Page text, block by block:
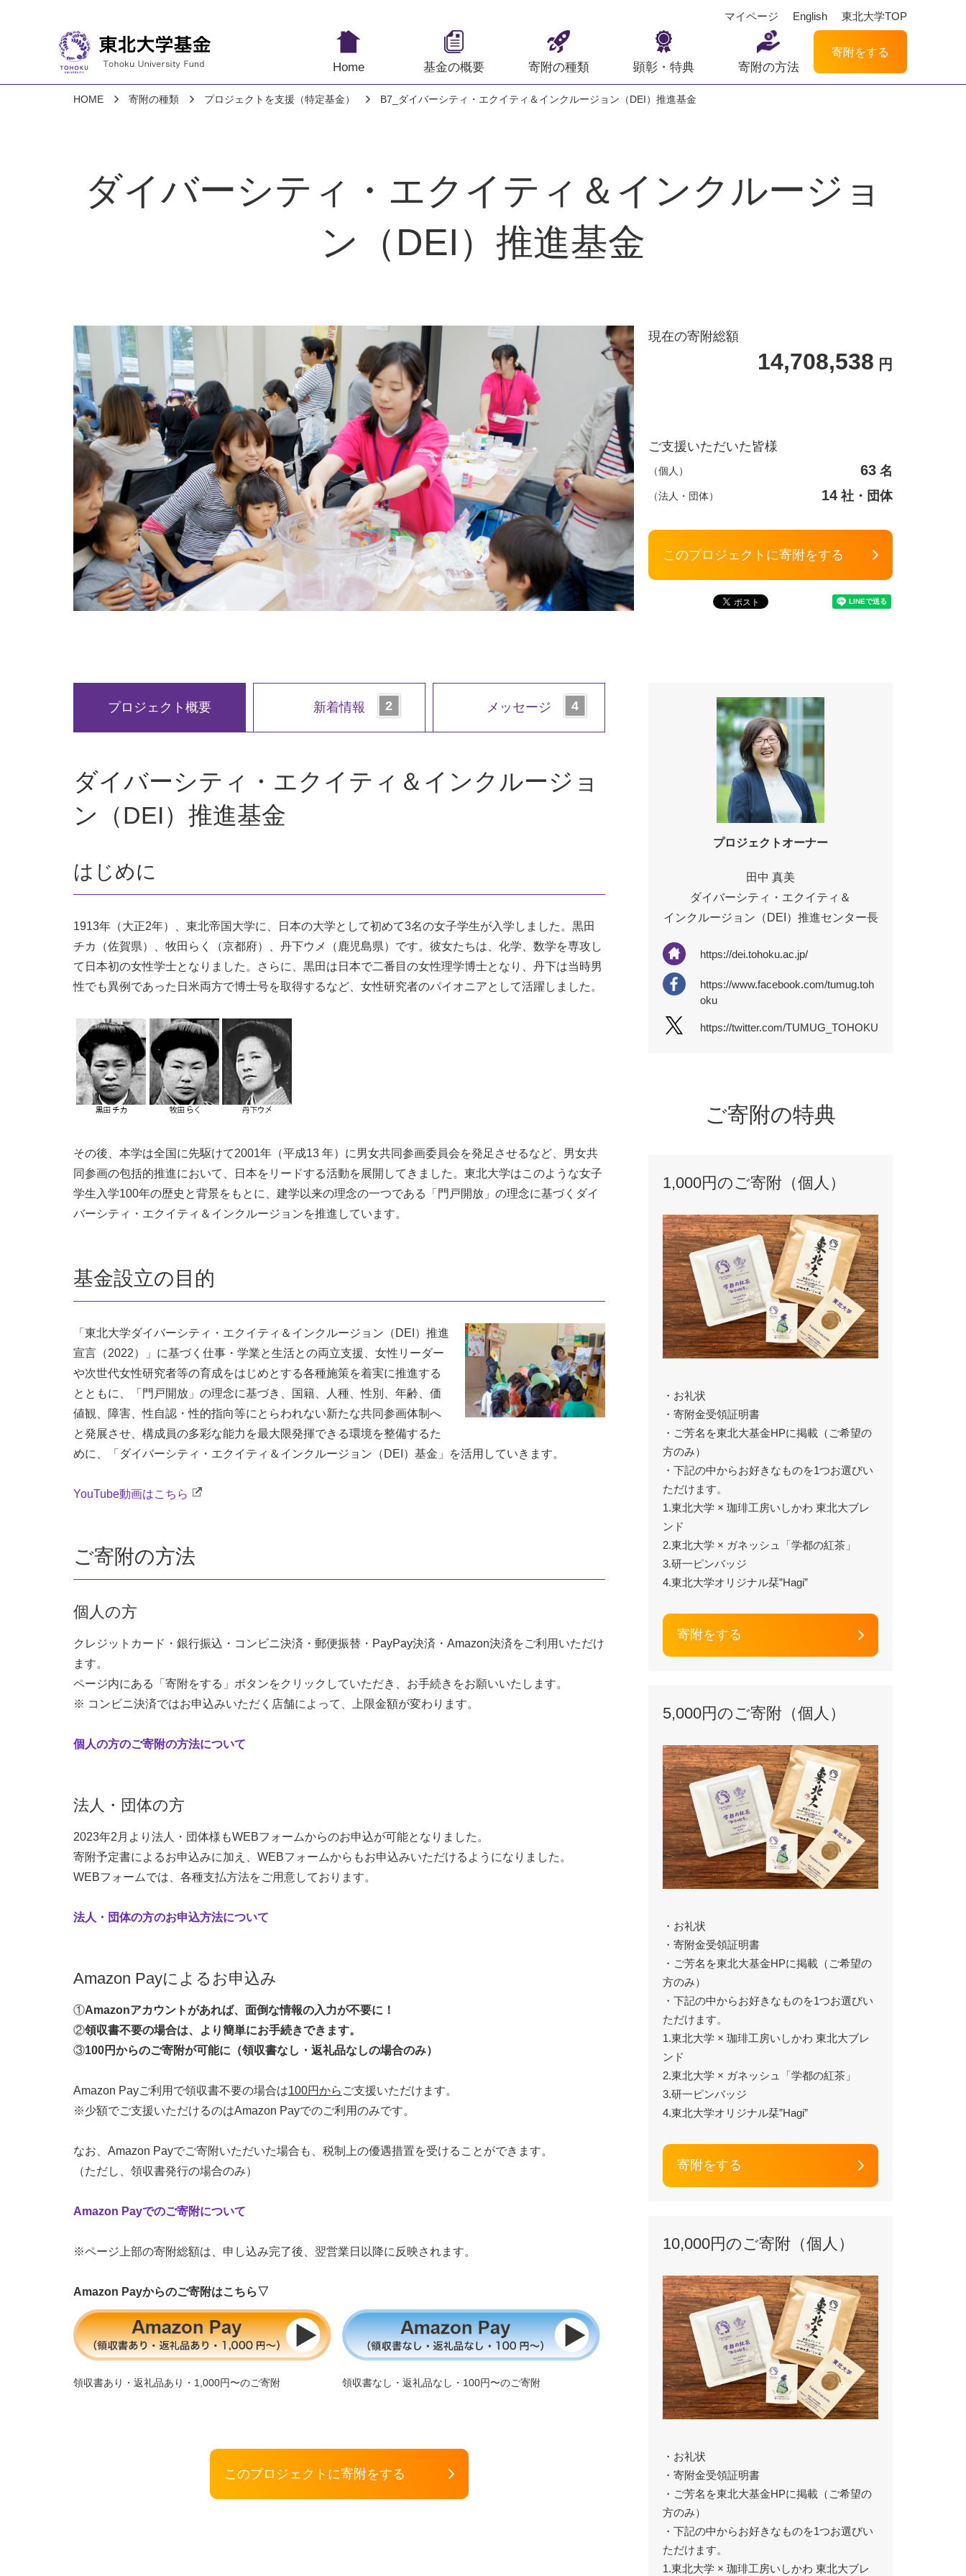
マイページ English 東北大学TOP
Home 基金の概要 寄附の種類 顕彰・特典 寄附の方法
寄附をする
HOME 寄附の種類 プロジェクトを支援（特定基金） B7_ダイバーシティ・エクイティ＆インクルージョン（DEI）推進基金
ダイバーシティ・エクイティ＆インクルージョ
ン（DEI）推進基金
現在の寄附総額
14,708,538 円
ご支援いただいた皆様
（個人） 63 名
（法人・団体） 14 社・団体
このプロジェクトに寄附をする
プロジェクト概要 新着情報 メッセージ
ダイバーシティ・エクイティ＆インクルージョ
ン（DEI）推進基金
はじめに
1913年（大正2年）、東北帝国大学に、日本の大学として初めて3名の女子学生が入学しました。黒田
チカ（佐賀県）、牧田らく（京都府）、丹下ウメ（鹿児島県）です。彼女たちは、化学、数学を専攻し
て日本初の女性学士となりました。さらに、黒田は日本で二番目の女性理学博士となり、丹下は当時男
性でも異例であった日米両方で博士号を取得するなど、女性研究者のパイオニアとして活躍しました。
その後、本学は全国に先駆けて2001年（平成13 年）に男女共同参画委員会を発足させるなど、男女共
同参画の包括的推進において、日本をリードする活動を展開してきました。東北大学はこのような女子
学生入学100年の歴史と背景をもとに、建学以来の理念の一つである「門戸開放」の理念に基づくダイ
バーシティ・エクイティ＆インクルージョンを推進しています。
基金設立の目的
「東北大学ダイバーシティ・エクイティ＆インクルージョン（DEI）推進
宣言（2022）」に基づく仕事・学業と生活との両立支援、女性リーダー
や次世代女性研究者等の育成をはじめとする各種施策を着実に推進する
とともに、「門戸開放」の理念に基づき、国籍、人種、性別、年齢、価
値観、障害、性自認・性的指向等にとらわれない新たな共同参画体制へ
と発展させ、構成員の多彩な能力を最大限発揮できる環境を整備するた
めに、「ダイバーシティ・エクイティ＆インクルージョン（DEI）基金」を活用していきます。
YouTube動画はこちら
ご寄附の方法
個人の方
クレジットカード・銀行振込・コンビニ決済・郵便振替・PayPay決済・Amazon決済をご利用いただけ
ます。
ページ内にある「寄附をする」ボタンをクリックしていただき、お手続きをお願いいたします。
※ コンビニ決済ではお申込みいただく店舗によって、上限金額が変わります。
個人の方のご寄附の方法について
法人・団体の方
2023年2月より法人・団体様もWEBフォームからのお申込が可能となりました。
寄附予定書によるお申込みに加え、WEBフォームからもお申込みいただけるようになりました。
WEBフォームでは、各種支払方法をご用意しております。
法人・団体の方のお申込方法について
Amazon Payによるお申込み
①Amazonアカウントがあれば、面倒な情報の入力が不要に！
②領収書不要の場合は、より簡単にお手続きできます。
③100円からのご寄附が可能に（領収書なし・返礼品なしの場合のみ）
Amazon Payご利用で領収書不要の場合は100円から ご支援いただけます。
※少額でご支援いただけるのはAmazon Payでのご利用のみです。
なお、Amazon Payでご寄附いただいた場合も、税制上の優遇措置を受けることができます。
（ただし、領収書発行の場合のみ）
Amazon Payでのご寄附について
※ページ上部の寄附総額は、申し込み完了後、翌営業日以降に反映されます。
Amazon Payからのご寄附はこちら▽
領収書あり・返礼品あり・1,000円〜のご寄附 領収書なし・返礼品なし・100円〜のご寄附
このプロジェクトに寄附をする
プロジェクトオーナー
田中 真美
ダイバーシティ・エクイティ＆
インクルージョン（DEI）推進センター長
https://dei.tohoku.ac.jp/
https://www.facebook.com/tumug.toh
oku
https://twitter.com/TUMUG_TOHOKU
ご寄附の特典
1,000円のご寄附（個人）
・お礼状
・寄附金受領証明書
・ご芳名を東北大基金HPに掲載（ご希望の
方のみ）
・下記の中からお好きなものを1つお選びい
ただけます。
1.東北大学 × 珈琲工房いしかわ 東北大ブレ
ンド
2.東北大学 × ガネッシュ「学都の紅茶」
3.研一ピンバッジ
4.東北大学オリジナル栞”Hagi”
寄附をする
5,000円のご寄附（個人）
・お礼状
・寄附金受領証明書
・ご芳名を東北大基金HPに掲載（ご希望の
方のみ）
・下記の中からお好きなものを1つお選びい
ただけます。
1.東北大学 × 珈琲工房いしかわ 東北大ブレ
ンド
2.東北大学 × ガネッシュ「学都の紅茶」
3.研一ピンバッジ
4.東北大学オリジナル栞”Hagi”
寄附をする
10,000円のご寄附（個人）
・お礼状
・寄附金受領証明書
・ご芳名を東北大基金HPに掲載（ご希望の
方のみ）
・下記の中からお好きなものを1つお選びい
ただけます。
1.東北大学 × 珈琲工房いしかわ 東北大ブレ